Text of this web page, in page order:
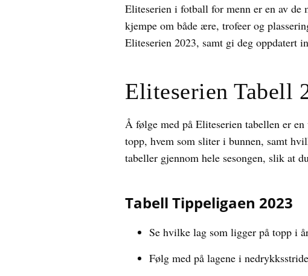
Eliteserien i fotball for menn er en av de
kjempe om både ære, trofeer og
Eliteserien 2023, samt gi deg oppdatert
Eliteserien Tabell
Å følge med på Eliteserien tabellen er
topp, hvem som sliter i bunnen, samt
tabeller gjennom hele sesongen, slik at
Tabell Tippeligaen 2023
Se hvilke lag som ligger på topp i
Følg med på lagene i